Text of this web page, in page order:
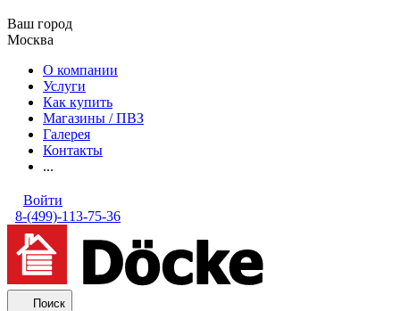
Ваш город
Москва
О компании
Услуги
Как купить
Магазины / ПВЗ
Галерея
Контакты
...
Войти
8-(499)-113-75-36
Поиск